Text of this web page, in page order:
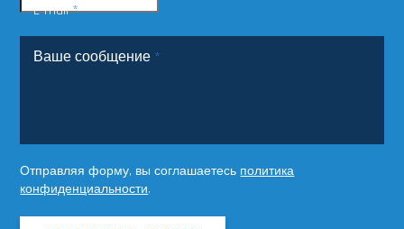
E-mail*
Ваше сообщение *
Отправляя форму, вы соглашаетесь политика
конфиденциальности.